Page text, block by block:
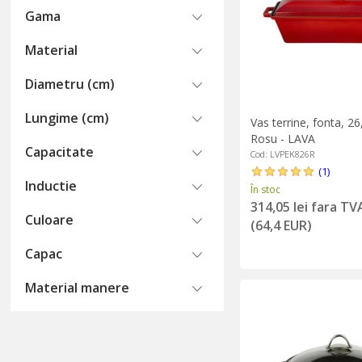
Gama
Material
Diametru (cm)
Lungime (cm)
Capacitate
Inductie
Culoare
Capac
Material manere
Vas terrine, fonta,
Rosu - LAVA
Cod: LVPEK826R
(1)
În stoc
314,05 lei fara
(64,4 EUR)